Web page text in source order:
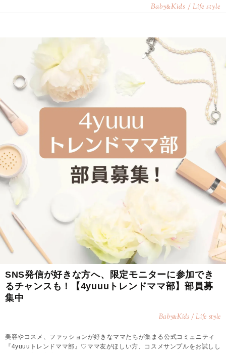
Baby&Kids / Life style
SNS発信が好きな方へ、限定モニターに参加でき
るチャンスも！【4yuuuトレンドママ部】部員募
集中
Baby&Kids / Life style
美容やコスメ、ファッションが好きなママたちが集まる公式コミュニティ
『4yuuuトレンドママ部』♡ママ友がほしい方、コスメサンプルをお試しし